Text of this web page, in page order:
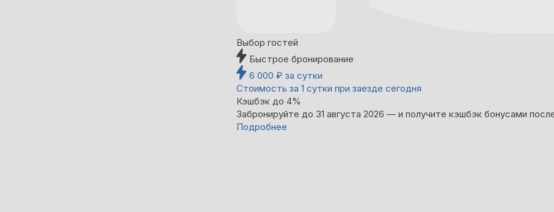
Выбор гостей
Быстрое бронирование
6 000 ₽ за сутки
Стоимость за 1 сутки при заезде сегодня
Кэшбэк до 4%
Забронируйте до 31 августа 2026 — и получите кэшбэк бонусами
Подробнее